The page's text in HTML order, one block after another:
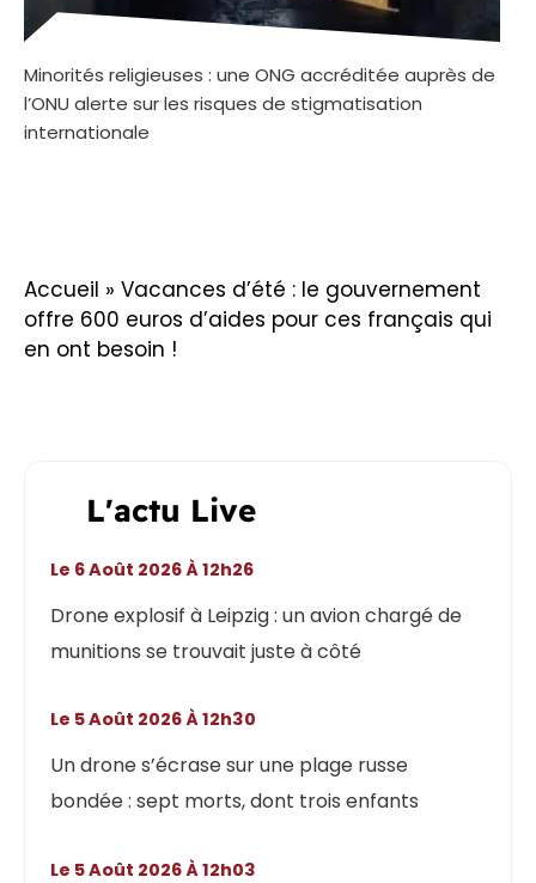
Minorités religieuses : une ONG accréditée auprès de
l’ONU alerte sur les risques de stigmatisation
internationale
Accueil » Vacances d’été : le gouvernement
offre 600 euros d’aides pour ces français qui
en ont besoin !
L'actu Live
Drone explosif à Leipzig : un avion chargé de
munitions se trouvait juste à côté
Le 6 Août 2026 À 12h26
Un drone s’écrase sur une plage russe
bondée : sept morts, dont trois enfants
Le 5 Août 2026 À 12h30
Le 5 Août 2026 À 12h03